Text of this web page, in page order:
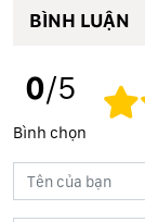
BÌNH LUẬN
0/5
Bình chọn